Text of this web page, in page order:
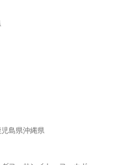
児島県沖縄県